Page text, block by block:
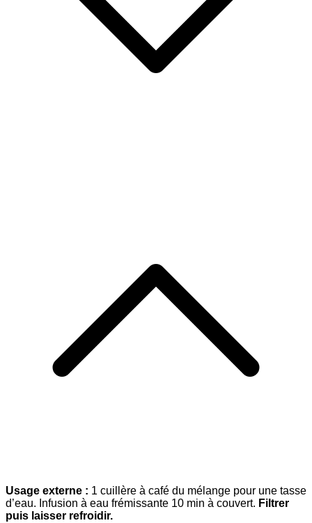
Usage externe : 1 cuillère à café du mélange pour une tasse
d’eau. Infusion à eau frémissante 10 min à couvert. Filtrer
puis laisser refroidir.